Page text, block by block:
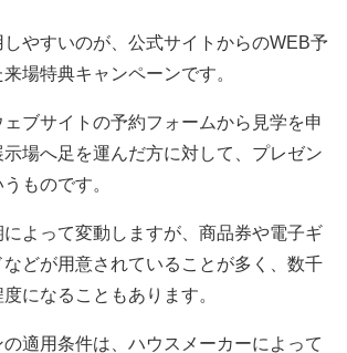
やすいのが、公式サイトからのWEB予
場特典キャンペーンです。
ェブサイトの予約フォームから見学を申
示場へ足を運んだ方に対して、プレゼン
ものです。
よって変動しますが、商品券や電子ギ
どが用意されていることが多く、数千
になることもあります。
の適用条件は、ハウスメーカーによって